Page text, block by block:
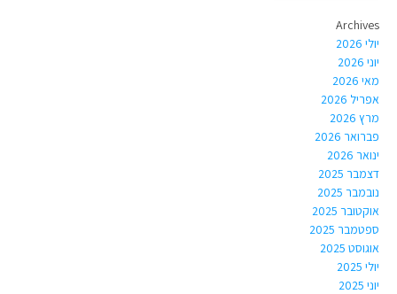
Archives
יולי 2026
יוני 2026
מאי 2026
אפריל 2026
מרץ 2026
פברואר 2026
ינואר 2026
דצמבר 2025
נובמבר 2025
אוקטובר 2025
ספטמבר 2025
אוגוסט 2025
יולי 2025
יוני 2025